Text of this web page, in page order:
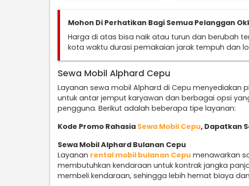
Mohon Di Perhatikan Bagi Semua Pelanggan
Harga di atas bisa naik atau turun dan berubah
kota waktu durasi pemakaian jarak tempuh dan
Sewa Mobil Alphard Cepu
Layanan sewa mobil Alphard di Cepu menyediakan
untuk antar jemput karyawan dan berbagai opsi
pengguna. Berikut adalah beberapa tipe layanan:
Kode Promo Rahasia Sewa Mobil Cepu, Dapatkan
Sewa Mobil Alphard Bulanan Cepu
Layanan rental mobil bulanan Cepu menawarkan
membutuhkan kendaraan untuk kontrak jangka
membeli kendaraan, sehingga lebih hemat biaya